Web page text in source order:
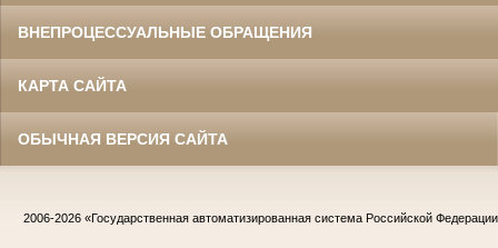
ВНЕПРОЦЕССУАЛЬНЫЕ ОБРАЩЕНИЯ
КАРТА САЙТА
ОБЫЧНАЯ ВЕРСИЯ САЙТА
2006-2026 «Государственная автоматизированная система Российской